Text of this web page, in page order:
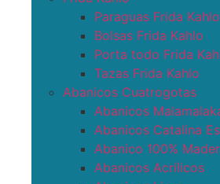
Paraguas Frida Kahlo
Bolsas Frida Kahlo
Porta todo Frida
Tazas Frida Kahlo
Abanicos Cuatrogotas
Abanicos
Abanicos Catalina
Abanico 100%
Abanicos Acrílicos